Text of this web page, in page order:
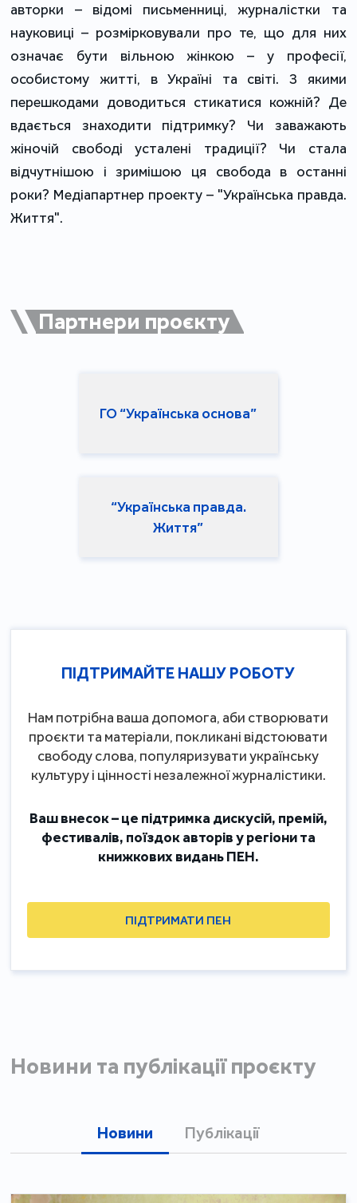
авторки – відомі письменниці, журналістки та
науковиці – розмірковували про те, що для них
означає бути вільною жінкою – у професії,
особистому житті, в Україні та світі. З якими
перешкодами доводиться стикатися кожній? Де
вдається знаходити підтримку? Чи заважають
жіночій свободі усталені традиції? Чи стала
відчутнішою і зримішою ця свобода в останні
роки? Медіапартнер проекту – "Українська правда.
Життя".
Партнери проєкту
ГО “Українська основа”
“Українська правда.
Життя”
ПІДТРИМАЙТЕ НАШУ РОБОТУ
Нам потрібна ваша допомога, аби створювати
проєкти та матеріали, покликані відстоювати
свободу слова, популяризувати українську
культуру і цінності незалежної журналістики.
Ваш внесок – це підтримка дискусій, премій,
фестивалів, поїздок авторів у регіони та
книжкових видань ПЕН.
ПІДТРИМАТИ ПЕН
Новини та публікації проєкту
Новини Публікації